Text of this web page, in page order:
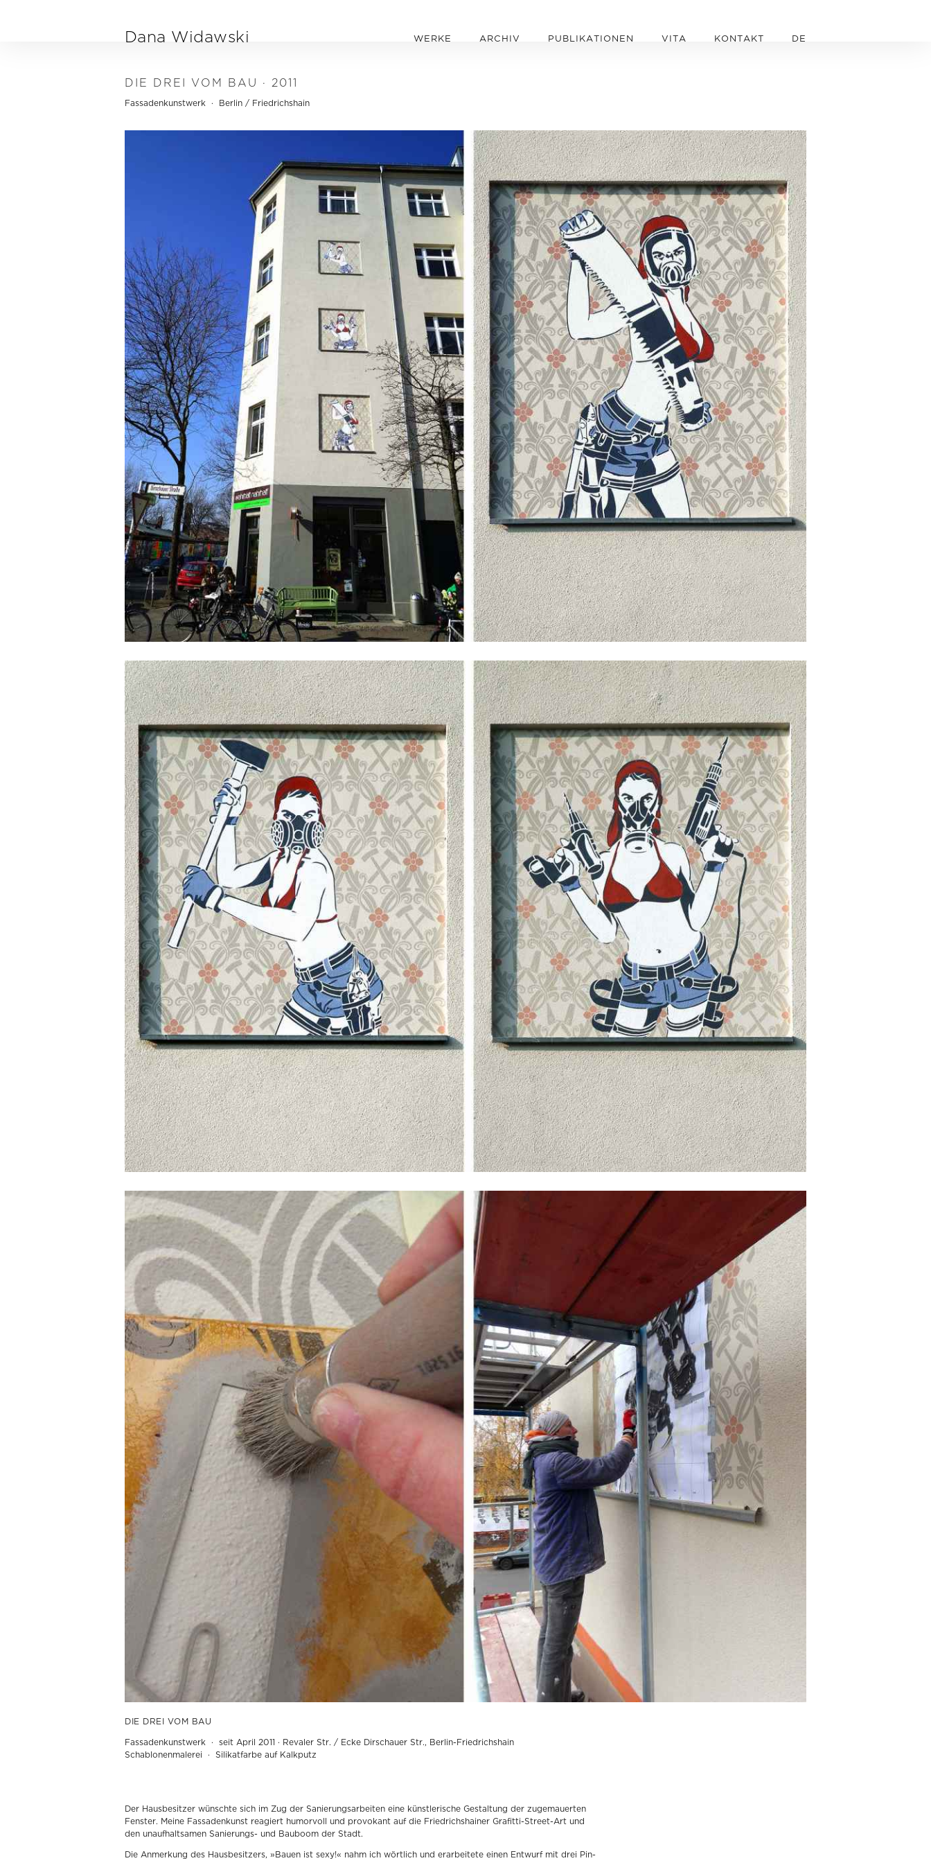
Dana Widawski WERKE ARCHIV PUBLIKATIONEN VITA KONTAKT DE
DIE DREI VOM BAU · 2011
Fassadenkunstwerk · Berlin / Friedrichshain
Dana Widawski · Die Drei vom Bau · Fassadenkunstwerk · 2011
Dana Widawski · Die Drei vom Bau · Fassadenkunstwerk · 2011
Dana Widawski · Die Drei vom Bau · Fassadenkunstwerk · 2011 · work in progress
DIE DREI VOM BAU
Fassadenkunstwerk · seit April 2011 · Revaler Str. / Ecke Dirschauer Str., Berlin-Friedrichshain
Schablonenmalerei · Silikatfarbe auf Kalkputz
Der Hausbesitzer wünschte sich im Zug der Sanierungsarbeiten eine künstlerische Gestaltung der zugemauerten
Fenster. Meine Fassadenkunst reagiert humorvoll und provokant auf die Friedrichshainer Grafitti-Street-Art und
den unaufhaltsamen Sanierungs- und Bauboom der Stadt.
Die Anmerkung des Hausbesitzers, »Bauen ist sexy!« nahm ich wörtlich und erarbeitete einen Entwurf mit drei Pin-